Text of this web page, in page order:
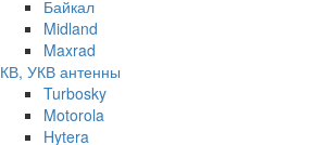
Байкал
Midland
Maxrad
КВ, УКВ антенны
Turbosky
Motorola
Hytera